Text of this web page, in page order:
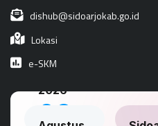
dishub@sidoarjokab.go.id
Lokasi
e-SKM